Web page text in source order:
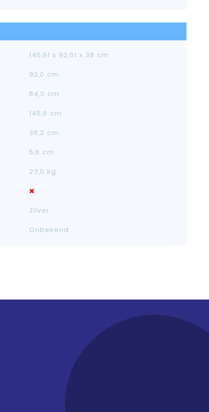
145,61 x 92,01 x 38 cm
92,0 cm
84,0 cm
145,6 cm
38,2 cm
5,6 cm
23,0 kg
Zilver
Onbekend